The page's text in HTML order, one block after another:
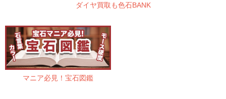
ダイヤ買取も色石BANK
マニア必見！宝石図鑑